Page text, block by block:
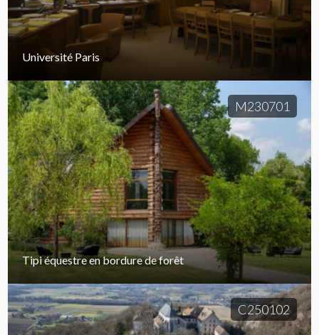
Université Paris
M230701
Tipi équestre en bordure de forêt
C250102